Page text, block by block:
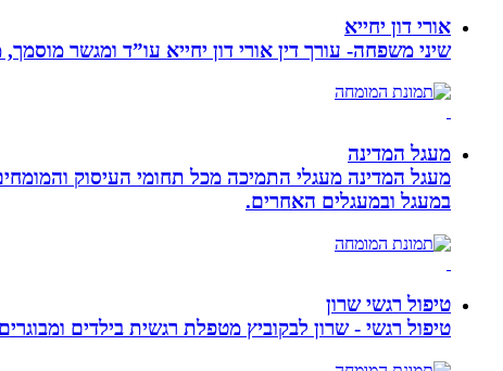
אורי דון יחייא
שיני משפחה- עורך דין אורי דון יחייא עו”ד ומגשר מוסמך, מומחה לענייני משפחה,
מעגל המדינה
מעגל המדינה מעגלי התמיכה מכל תחומי העיסוק
במעגל ובמעגלים האחרים.
טיפול רגשי שרון
טיפול רגשי - שרון לבקוביץ מטפלת רגשית בילדים